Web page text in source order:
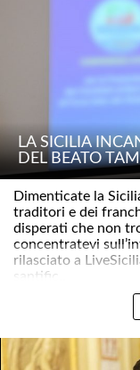
LA SICILIA
DEL BEATO
Dimenticate la
traditori e dei
disperati che non
concentratevi
rilasciato a
santific..